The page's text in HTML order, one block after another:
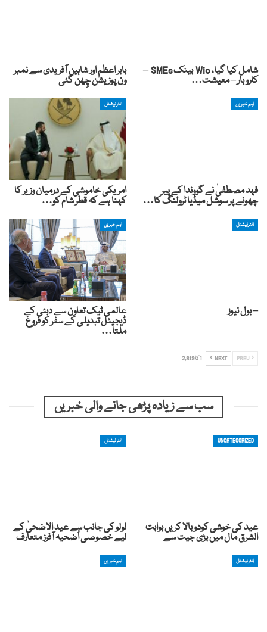
شامل کیا گیا، Wio بینک SMEs –
کاروبار – معیشت…
بابر اعظم اور شاہین آفریدی سے نمبر
ون پوزیشن چِھن گئی
اہم خبریں
فہد مصطفیٰ نے گووندا کے پیر
چھونے پر سوشل میڈیا ٹرولنگ کا…
انٹرنیشنل
امریکی خاموشی کے درمیان وزیر کا
کہنا ہے کہ قطر شام کو…
انٹرنیشنل
– بول نیوز
اہم خبریں
عالمی ٹیک تعاون سے دبئی کے
ڈیجیٹل تبدیلی کے سفر کو فروغ
ملتا…
NEXT 1 کا 2,819
سب سے زیادہ پڑھی جانے والی خبریں
UNCATEGORIZED
عید کی خوشی کودوبالا کریں بوابت
الشرق مال میں بڑی جیت سے
انٹرنیشنل
لولو کی جانب سے عید الاضحیٰ کے
لیے خصوصی اُضحیہ آفرز متعارف
انٹرنیشنل اہم خبریں